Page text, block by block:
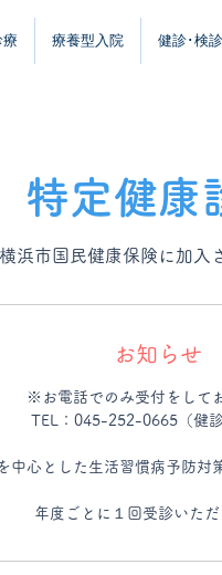
療 療養型入院 健診･検診
特定健康
横浜市国民健康保険に加入
お知らせ
※お電話でのみ受付をして
TEL：045-252-0665（健診
中心とした生活習慣病予防対
年度ごとに１回受診いただ